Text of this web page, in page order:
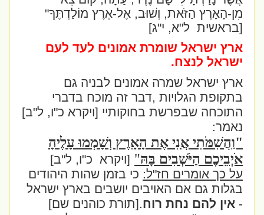
מִן-הָאָרֶץ הַזֹּאת, וְשׁוּב, אֶל-אֶרֶץ מוֹלַדְתֶּךָ"
[בראשית ל"א, י"ג]
ארץ ישראל שומרת אמונים לעד לעם
ישראל לנצח.
ארץ ישראל שמרה אמונים לבניה גם
בתקופת הגלויות ,דבר זה מוכח בדברי
התוכחה שבפרשת בחוקותיי [ויקרא כ"ו, ל"ב]
נאמר:
"וַהֲשִׁמֹּתִי אֲנִי אֶת הָאָרֶץ וְשָׁמְמוּ עָלֶיהָ
אֹיְבֵיכֶם הַיֹּשְׁבִים בָּהּ" [ויקרא כ"ו, ל"ב]
על כך אומרים חז"ל:כי בזמן שהות היהודים
בגלות גם אם האויבים יושבים בארץ ישראל
אין להם נחת רוח.[תורת כוהנים שם]